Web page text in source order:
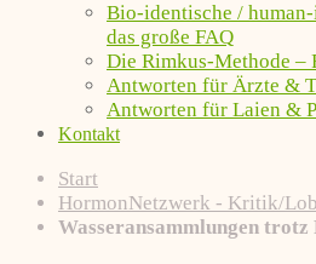
Bio-identische /
das große FAQ
Die Rimkus-Methode –
Antworten für Ärzte &
Antworten für Laien &
Kontakt
Start
HormonNetzwerk - Kritik/
Wasseransammlungen trotz